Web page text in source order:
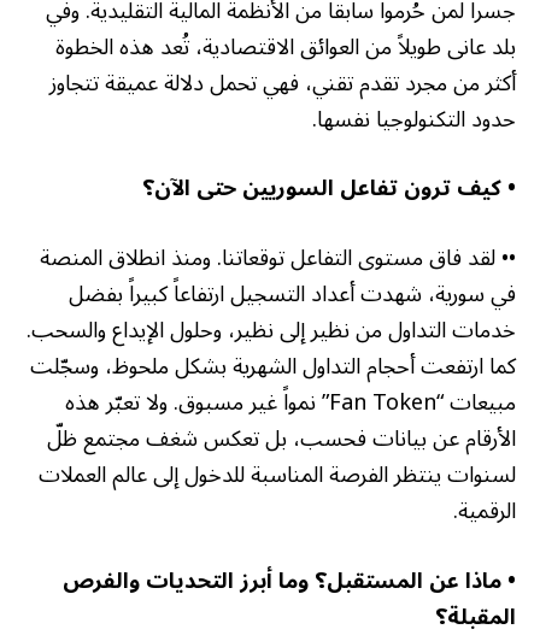
جسراً لمن حُرموا سابقاً من الأنظمة المالية التقليدية. وفي
بلد عانى طويلاً من العوائق الاقتصادية، تُعد هذه الخطوة
أكثر من مجرد تقدم تقني، فهي تحمل دلالة عميقة تتجاوز
حدود التكنولوجيا نفسها.
• كيف ترون تفاعل السوريين حتى الآن؟
•• لقد فاق مستوى التفاعل توقعاتنا. ومنذ انطلاق المنصة
في سورية، شهدت أعداد التسجيل ارتفاعاً كبيراً بفضل
خدمات التداول من نظير إلى نظير، وحلول الإيداع والسحب.
كما ارتفعت أحجام التداول الشهرية بشكل ملحوظ، وسجّلت
مبيعات“Fan Token” نمواً غير مسبوق. ولا تعبّر هذه
الأرقام عن بيانات فحسب، بل تعكس شغف مجتمع ظلّ
لسنوات ينتظر الفرصة المناسبة للدخول إلى عالم العملات
الرقمية.
• ماذا عن المستقبل؟ وما أبرز التحديات والفرص
المقبلة؟